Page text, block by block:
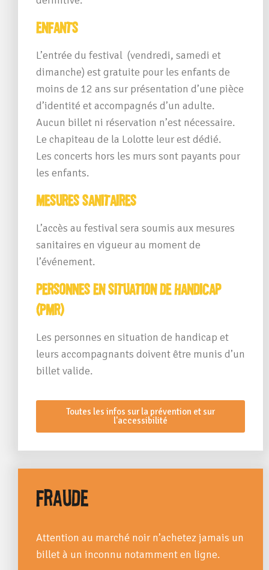
Enfants
L’entrée du festival (vendredi, samedi et
dimanche) est gratuite pour les enfants de
moins de 12 ans sur présentation d’une pièce
d’identité et accompagnés d’un adulte.
Aucun billet ni réservation n’est nécessaire.
Le chapiteau de la Lolotte leur est dédié.
Les concerts hors les murs sont payants pour
les enfants.
Mesures sanitaires
L’accès au festival sera soumis aux mesures
sanitaires en vigueur au moment de
l’événement.
Personnes en Situation de Handicap
(PMR)
Les personnes en situation de handicap et
leurs accompagnants doivent être munis d’un
billet valide.
Toutes les infos sur la prévention et sur
l'accessibilité
Fraude
Attention au marché noir n’achetez jamais un
billet à un inconnu notamment en ligne.